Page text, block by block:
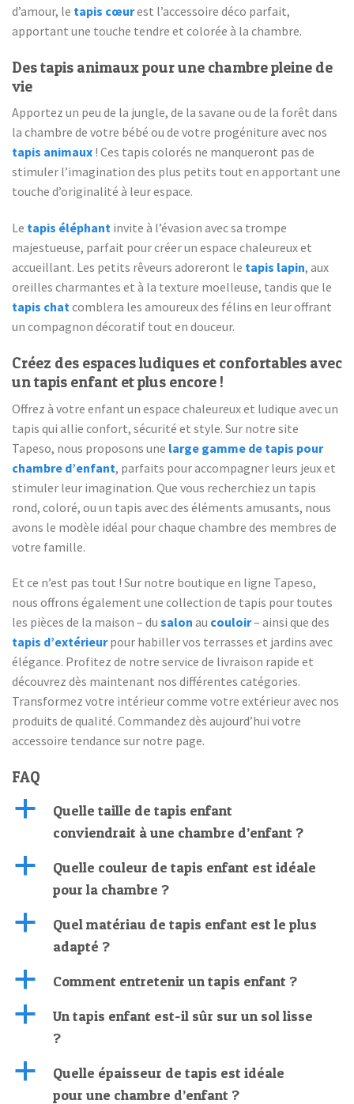
d’amour, le tapis cœurest l’accessoire déco parfait,
apportant une touche tendre et colorée à la chambre.
Des tapis animaux pour une chambre pleine de
vie
Apportez un peu de la jungle, de la savane ou de la forêt dans
la chambre de votre bébé ou de votre progéniture avec nos
tapis animaux ! Ces tapis colorés ne manqueront pas de
stimuler l’imagination des plus petits tout en apportant une
touche d’originalité à leur espace.
Le tapis éléphant invite à l’évasion avec sa trompe
majestueuse, parfait pour créer un espace chaleureux et
accueillant. Les petits rêveurs adoreront le tapis lapin, aux
oreilles charmantes et à la texture moelleuse, tandis que le
tapis chatcomblera les amoureux des félins en leur offrant
un compagnon décoratif tout en douceur.
Créez des espaces ludiques et confortables avec
un tapis enfant et plus encore !
Offrez à votre enfant un espace chaleureux et ludique avec un
tapis qui allie confort, sécurité et style. Sur notre site
Tapeso, nous proposons une large gamme de tapis pour
chambre d’enfant, parfaits pour accompagner leurs jeux et
stimuler leur imagination. Que vous recherchiez un tapis
rond, coloré, ou un tapis avec des éléments amusants, nous
avons le modèle idéal pour chaque chambre des membres de
votre famille.
Et ce n’est pas tout ! Sur notre boutique en ligne Tapeso,
nous offrons également une collection de tapis pour toutes
les pièces de la maison – du salon au couloir– ainsi que des
tapis d’extérieurpour habiller vos terrasses et jardins avec
élégance. Profitez de notre service de livraison rapide et
découvrez dès maintenant nos différentes catégories.
Transformez votre intérieur comme votre extérieur avec nos
produits de qualité. Commandez dès aujourd’hui votre
accessoire tendance sur notre page.
FAQ
a
Quelle taille de tapis enfant
conviendrait à une chambre d’enfant ?
a
Quelle couleur de tapis enfant est idéale
pour la chambre ?
a
Quel matériau de tapis enfant est le plus
adapté ?
a Comment entretenir un tapis enfant ?
a
Un tapis enfant est-il sûr sur un sol lisse
?
a
Quelle épaisseur de tapis est idéale
pour une chambre d’enfant ?